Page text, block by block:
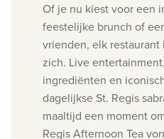
Of je nu kiest voor een
feestelijke brunch of
vrienden, elk
zich. Live
ingrediënten en
dagelijkse St. Regis
maaltijd een moment
Regis Afternoon Tea